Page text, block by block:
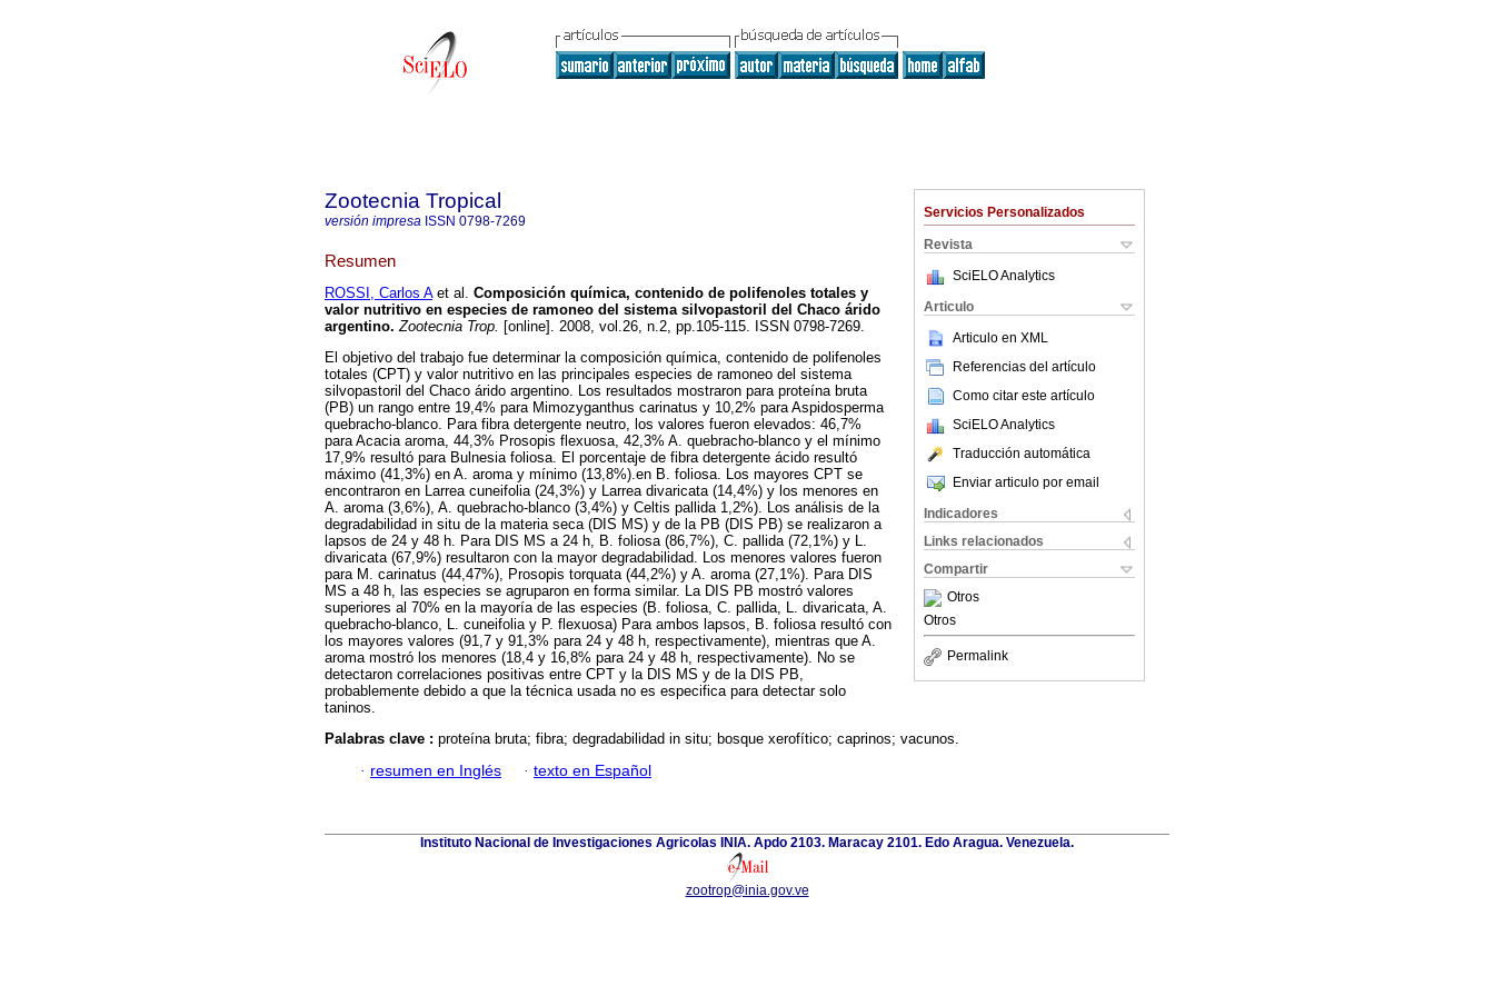
Servicios Personalizados
Revista
SciELO Analytics
Articulo
Articulo en XML
Referencias del artículo
Como citar este artículo
SciELO Analytics
Traducción automática
Enviar articulo por email
Indicadores
Links relacionados
Compartir
Otros
Otros
Permalink
Zootecnia Tropical
versión impresa ISSN 0798-7269
Resumen
ROSSI, Carlos Aet al. Composición química, contenido de polifenoles totales y
valor nutritivo en especies de ramoneo del sistema silvopastoril del Chaco árido
argentino. Zootecnia Trop. [online]. 2008, vol.26, n.2, pp.105-115. ISSN 0798-7269.
El objetivo del trabajo fue determinar la composición química, contenido de polifenoles
totales (CPT) y valor nutritivo en las principales especies de ramoneo del sistema
silvopastoril del Chaco árido argentino. Los resultados mostraron para proteína bruta
(PB) un rango entre 19,4% para Mimozyganthus carinatus y 10,2% para Aspidosperma
quebracho-blanco. Para fibra detergente neutro, los valores fueron elevados: 46,7%
para Acacia aroma, 44,3% Prosopis flexuosa, 42,3% A. quebracho-blanco y el mínimo
17,9% resultó para Bulnesia foliosa. El porcentaje de fibra detergente ácido resultó
máximo (41,3%) en A. aroma y mínimo (13,8%).en B. foliosa. Los mayores CPT se
encontraron en Larrea cuneifolia (24,3%) y Larrea divaricata (14,4%) y los menores en
A. aroma (3,6%), A. quebracho-blanco (3,4%) y Celtis pallida 1,2%). Los análisis de la
degradabilidad in situ de la materia seca (DIS MS) y de la PB (DIS PB) se realizaron a
lapsos de 24 y 48 h. Para DIS MS a 24 h, B. foliosa (86,7%), C. pallida (72,1%) y L.
divaricata (67,9%) resultaron con la mayor degradabilidad. Los menores valores fueron
para M. carinatus (44,47%), Prosopis torquata (44,2%) y A. aroma (27,1%). Para DIS
MS a 48 h, las especies se agruparon en forma similar. La DIS PB mostró valores
superiores al 70% en la mayoría de las especies (B. foliosa, C. pallida, L. divaricata, A.
quebracho-blanco, L. cuneifolia y P. flexuosa) Para ambos lapsos, B. foliosa resultó con
los mayores valores (91,7 y 91,3% para 24 y 48 h, respectivamente), mientras que A.
aroma mostró los menores (18,4 y 16,8% para 24 y 48 h, respectivamente). No se
detectaron correlaciones positivas entre CPT y la DIS MS y de la DIS PB,
probablemente debido a que la técnica usada no es especifica para detectar solo
taninos.
Palabras clave : proteína bruta; fibra; degradabilidad in situ; bosque xerofítico; caprinos; vacunos.
· resumen en Inglés · texto en Español
Instituto Nacional de Investigaciones Agricolas INIA. Apdo 2103. Maracay 2101. Edo Aragua. Venezuela.
zootrop@inia.gov.ve